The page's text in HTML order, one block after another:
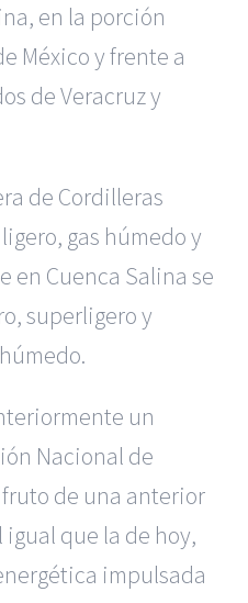
en la porción
México y frente a
de Veracruzy
de Cordilleras
gas húmedo y
en Cuenca Salina se
superligero y
un
Nacional de
de una anterior
igual que la de hoy,
impulsada